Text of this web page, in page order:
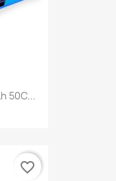
50C...
favorite_border